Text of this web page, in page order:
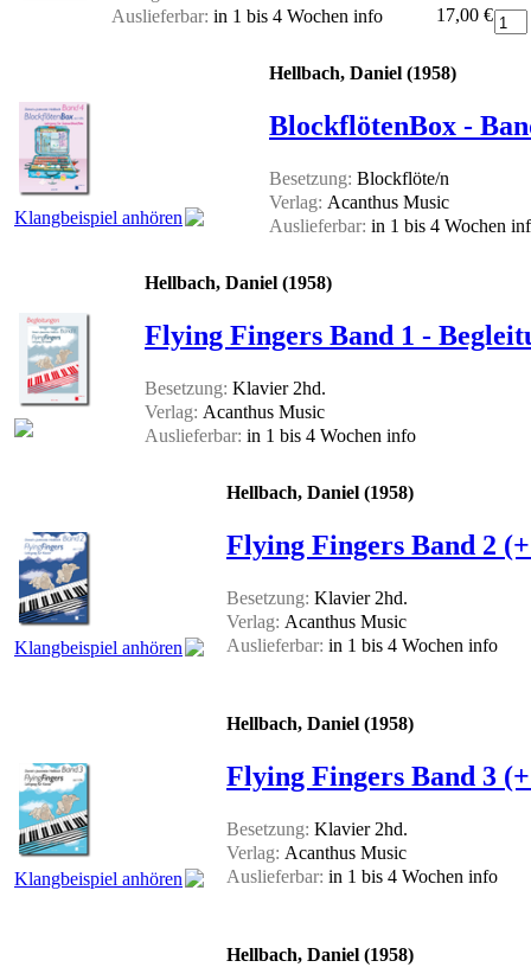
Auslieferbar: in 1 bis 4 Wochen info 17,00 €
Klangbeispiel anhören
Hellbach, Daniel (1958)
BlockflötenBox -
Besetzung: Blockflöte/n
Verlag: Acanthus Music
Auslieferbar: in 1 bis 4 Wochen
Hellbach, Daniel (1958)
Flying Fingers Band 1 -
Besetzung: Klavier 2hd.
Verlag: Acanthus Music
Auslieferbar: in 1 bis 4 Wochen info
Klangbeispiel anhören
Hellbach, Daniel (1958)
Flying Fingers Band 2
Besetzung: Klavier 2hd.
Verlag: Acanthus Music
Auslieferbar: in 1 bis 4 Wochen info
Klangbeispiel anhören
Hellbach, Daniel (1958)
Flying Fingers Band 3
Besetzung: Klavier 2hd.
Verlag: Acanthus Music
Auslieferbar: in 1 bis 4 Wochen info
Hellbach, Daniel (1958)